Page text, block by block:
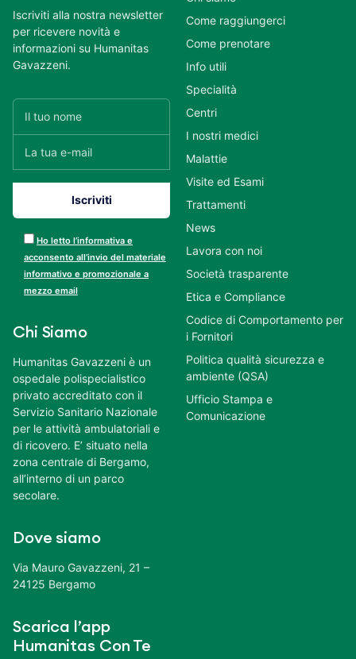
Iscriviti alla nostra newsletter
per ricevere novità e
informazioni su Humanitas
Gavazzeni.
Ho letto l’informativa e
acconsento all’invio del materiale
informativo e promozionale a
mezzo email
Chi Siamo
Humanitas Gavazzeni è un
ospedale polispecialistico
privato accreditato con il
Servizio Sanitario Nazionale
per le attività ambulatoriali e
di ricovero. E’ situato nella
zona centrale di Bergamo,
all’interno di un parco
secolare.
Dove siamo
Via Mauro Gavazzeni, 21 –
24125 Bergamo
Scarica l’app
Humanitas Con Te
Come raggiungerci
Come prenotare
Info utili
Specialità
Centri
I nostri medici
Malattie
Visite ed Esami
Trattamenti
News
Lavora con noi
Società trasparente
Etica e Compliance
Codice di Comportamento per
i Fornitori
Politica qualità sicurezza e
ambiente (QSA)
Ufficio Stampa e
Comunicazione